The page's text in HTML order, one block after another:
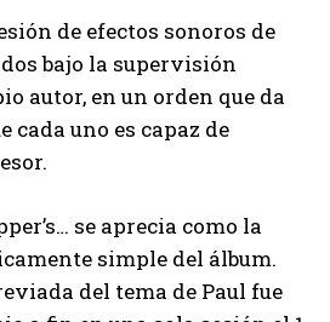
de efectos sonoros de
bajo la supervisión
autor, en un orden que da
cada uno es capaz de
se aprecia como la
simple del álbum.
del tema de Paul fue